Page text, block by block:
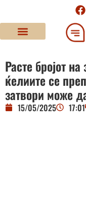
Расте бројот
ќелиите се
затвори може
15/05/2025 17:01